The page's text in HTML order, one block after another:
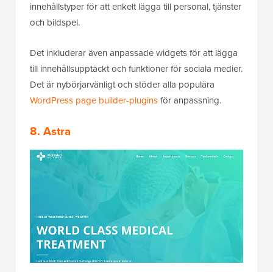
innehållstyper för att enkelt lägga till personal, tjänster
och bildspel.
Det inkluderar även anpassade widgets för att lägga
till innehållsupptäckt och funktioner för sociala medier.
Det är nybörjarvänligt och stöder alla populära
WordPress page builder-pluginsför anpassning.
8. Astra